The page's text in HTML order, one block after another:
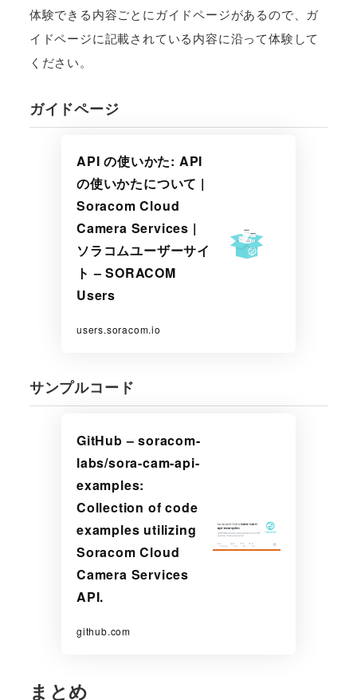
体験できる内容ごとにガイドページがあるので、ガ
イドページに記載されている内容に沿って体験して
ください。
ガイドページ
API の使いかた: API
の使いかたについて |
Soracom Cloud
Camera Services |
ソラコムユーザーサイ
ト – SORACOM
Users
users.soracom.io
サンプルコード
GitHub – soracom-
labs/sora-cam-api-
examples:
Collection of code
examples utilizing
Soracom Cloud
Camera Services
API.
github.com
まとめ